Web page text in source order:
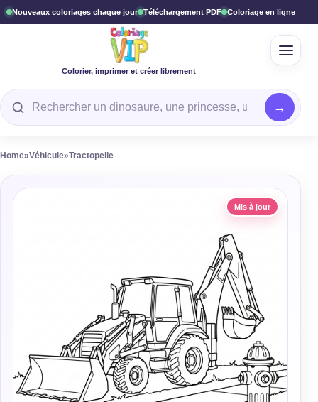
Nouveaux coloriages chaque jour Téléchargement PDF Coloriage en ligne
Colorier, imprimer et créer librement
Rechercher un coloriage
Home»Véhicule»Tractopelle
Mis à jour